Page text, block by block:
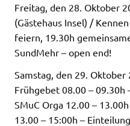
Freitag, den 28. Oktober
(Gästehaus Insel) /
feiern, 19.30h
SundMehr – open end!
Samstag, den 29. Oktober
Frühgebet 08.00 – 09.30h
SMuC Orga 12.00 –
13.00 – 15:00h –